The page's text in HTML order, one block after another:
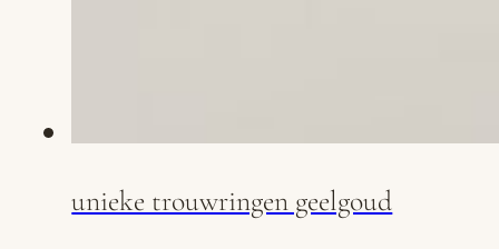
unieke trouwringen geelgoud